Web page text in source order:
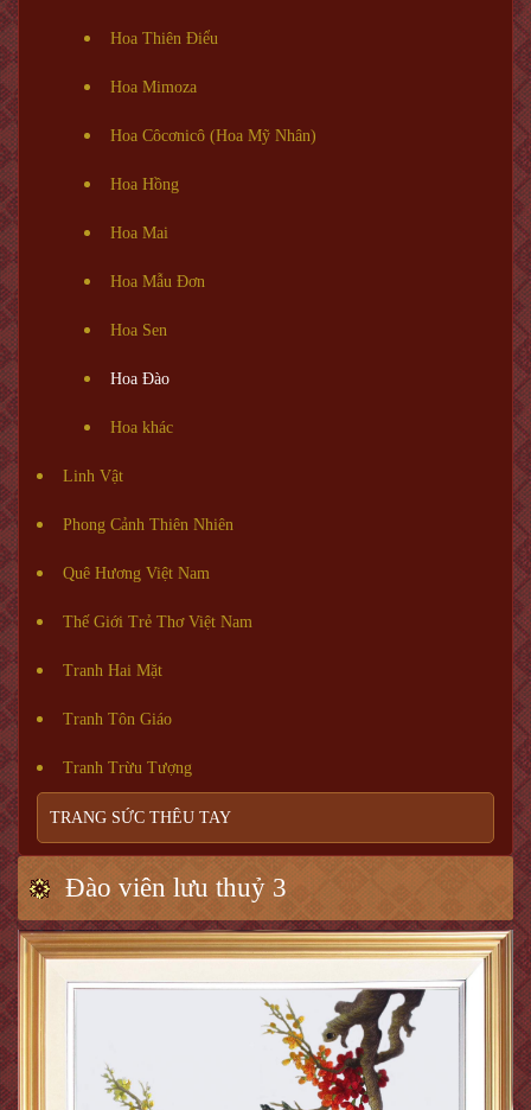
Hoa Thiên Điểu
Hoa Mimoza
Hoa Côcơnicô (Hoa Mỹ Nhân)
Hoa Hồng
Hoa Mai
Hoa Mẫu Đơn
Hoa Sen
Hoa Đào
Hoa khác
Linh Vật
Phong Cảnh Thiên Nhiên
Quê Hương Việt Nam
Thế Giới Trẻ Thơ Việt Nam
Tranh Hai Mặt
Tranh Tôn Giáo
Tranh Trừu Tượng
TRANG SỨC THÊU TAY
Đào viên lưu thuỷ 3